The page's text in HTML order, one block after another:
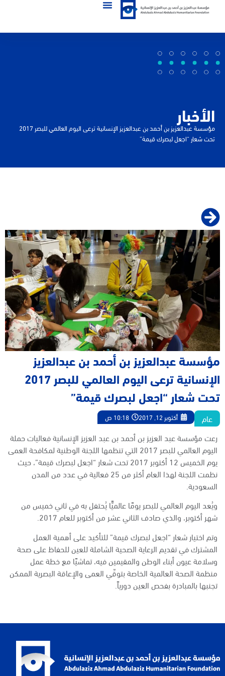
الأخبار
مؤسسة عبدالعزيز بن أحمد بن عبدالعزيز الإنسانية ترعى اليوم العالمي للبصر 2017
تحت شعار “اجعل لبصرك قيمة”
مؤسسة عبدالعزيز بن أحمد بن عبدالعزيز
الإنسانية ترعى اليوم العالمي للبصر 2017
تحت شعار “اجعل لبصرك قيمة”
عام أكتوبر 12, 2017 10:18 ص
رعت مؤسسة عبد العزيز بن أحمد بن عبد العزيز الإنسانية فعاليات حملة
اليوم العالمي للبصر 2017 التي تنظمها اللجنة الوطنية لمكافحة العمى
يوم الخميس 12 أكتوبر 2017 تحت شعار “اجعل لبصرك قيمة”، حيث
نظمت اللجنة لهذا العام أكثر من 25 فعالية في عدد من المدن
السعودية.
ويُعد اليوم العالمي للبصر يومًا عالميًّا يُحتفل به في ثاني خميس من
شهر أكتوبر، والذي صادف الثاني عشر من أكتوبر للعام 2017.
وتم اختيار شعار “اجعل لبصرك قيمة” للتأكيد على أهمية العمل
المشترك في تقديم الرعاية الصحية الشاملة للعين للحفاظ على صحة
وسلامة عيون أبناء الوطن والمقيمين فيه، تماشيًا مع خطة عمل
منظمة الصحة العالمية الخاصة بتوقّي العمى والإعاقة البصرية الممكن
تجنبها بالمبادرة بفحص العين دورياً.